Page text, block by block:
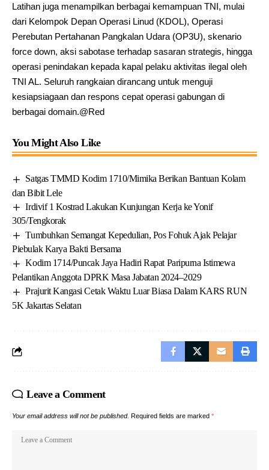
Latihan juga menampilkan berbagai kemampuan TNI, mulai
dari Kelompok Depan Operasi Linud (KDOL), Operasi
Perebutan Pertahanan Pangkalan Udara (OP3U), skenario
force down, aksi sabotase terhadap sasaran strategis, hingga
operasi penindakan kepada kapal pelaku aktivitas ilegal oleh
TNI AL. Seluruh rangkaian dirancang untuk menguji
kesiapsiagaan dan respons cepat operasi gabungan di
berbagai domain.@Red
You Might Also Like
Satgas TMMD Kodim 1710/Mimika Berikan Bantuan Kolam
dan Bibit Lele
Irdivif 1 Kostrad Lakukan Kunjungan Kerja ke Yonif
305/Tengkorak
Tumbuhkan Semangat Kepedulian, Pos Fohuk Ajak Pelajar
Piebulak Karya Bakti Bersama
Kodim 1714/Puncak Jaya Hadiri Rapat Paripurna Istimewa
Pelantikan Anggota DPRK Masa Jabatan 2024–2029
Prajurit Kangasi Cetak Waktu Luar Biasa Dalam KARS RUN
5K Jakartas Selatan
Leave a Comment
Your email address will not be published. Required fields are marked *